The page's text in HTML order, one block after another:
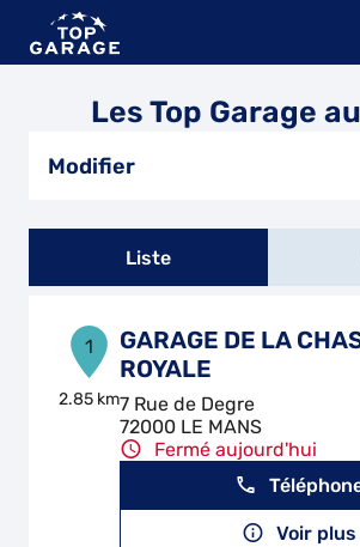
Les Top Garage
Modifier
Liste
1
2.85 km
GARAGE DE LA
ROYALE
7 Rue de Degre
72000 LE MANS
Fermé aujourd'hui
Voir plus